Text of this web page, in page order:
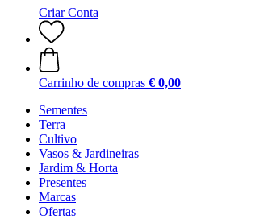
Criar Conta
Carrinho de compras € 0,00
Sementes
Terra
Cultivo
Vasos & Jardineiras
Jardim & Horta
Presentes
Marcas
Ofertas